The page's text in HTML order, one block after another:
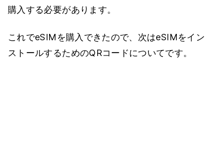
購入する必要があります。
これでeSIMを購入できたので、次はeSIMをイン
ストールするためのQRコードについてです。